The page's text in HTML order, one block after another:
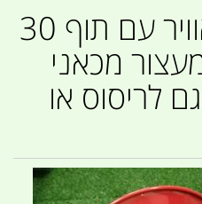
גלגלת מים או אוויר עם תוף 30
מכאני
לריסוס או